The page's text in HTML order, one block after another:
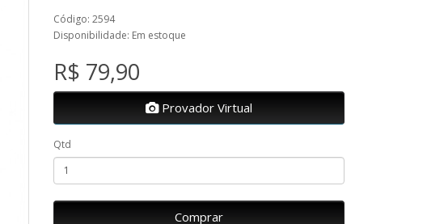
Código: 2594
Disponibilidade: Em estoque
R$ 79,90
Provador Virtual
Qtd
Comprar